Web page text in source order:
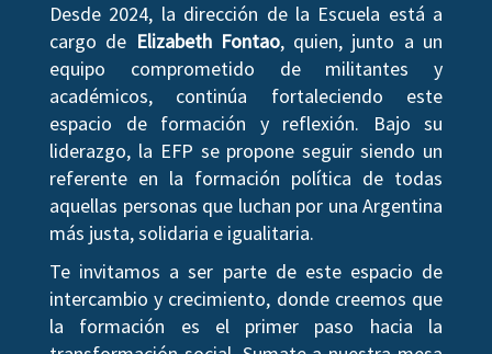
Desde 2024, la dirección de la Escuela está a
cargo de Elizabeth Fontao, quien, junto a un
equipo comprometido de militantes y
académicos, continúa fortaleciendo este
espacio de formación y reflexión. Bajo su
liderazgo, la EFP se propone seguir siendo un
referente en la formación política de todas
aquellas personas que luchan por una Argentina
más justa, solidaria e igualitaria.
Te invitamos a ser parte de este espacio de
intercambio y crecimiento, donde creemos que
la formación es el primer paso hacia la